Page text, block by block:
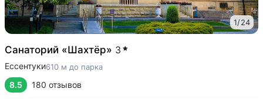
1/24
Санаторий «Шахтёр» 3
Ессентуки610 м до парка
8.5 180 отзывов